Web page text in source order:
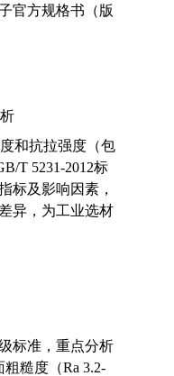
官方规格书（版
和抗拉强度（包
T 5231-2012标
标及影响因素，
异，为工业选材
标准，重点分析
糙度（Ra 3.2-